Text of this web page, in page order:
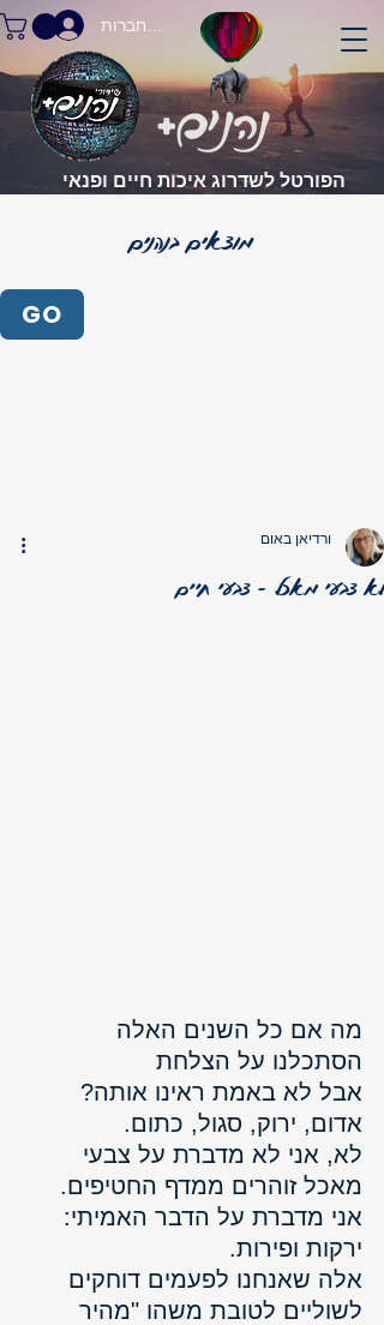
הפורטל לשדרוג איכות חיים ופנאי
התחברות
GO
לא צבעי מאכל - צבעי חיים
ורדיאן באום
מה אם כל השנים האלה
הסתכלנו על הצלחת
אבל לא באמת ראינו אותה?
אדום, ירוק, סגול, כתום.
לא, אני לא מדברת על צבעי
מאכל זוהרים ממדף החטיפים.
אני מדברת על הדבר האמיתי:
ירקות ופירות.
אלה שאנחנו לפעמים דוחקים
לשוליים לטובת משהו "מהיר